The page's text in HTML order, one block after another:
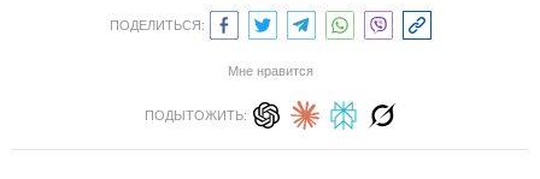
ПОДЕЛИТЬСЯ:
Мне нравится
ПОДЫТОЖИТЬ: